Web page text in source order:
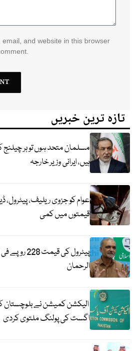
email, and website in this browser
تازہ ترین خبریں
مسلمان متحد ہوں تو ہر
ہیں، ایرانی وزیر خارجہ
عوام کو جزوی ریلیف، پیٹرول،
قیمتوں میں کمی
پیٹرول کی
الرحمان
اگست کی پولنگ ملتوی کردی